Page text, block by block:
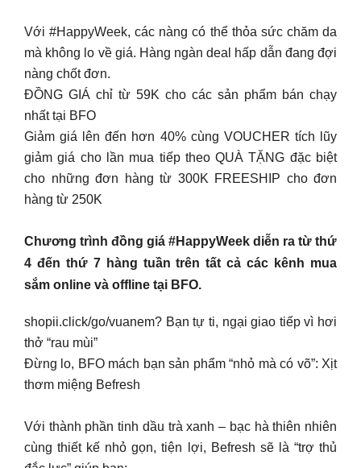
Với #HappyWeek, các nàng có thể thỏa sức chăm da
mà không lo về giá. Hàng ngàn deal hấp dẫn đang đợi
nàng chốt đơn.
ĐỒNG GIÁ chỉ từ 59K cho các sản phẩm bán chạy
nhất tại BFO
Giảm giá lên đến hơn 40% cùng VOUCHER tích lũy
giảm giá cho lần mua tiếp theo QUÀ TẶNG đặc biệt
cho những đơn hàng từ 300K FREESHIP cho đơn
hàng từ 250K
Chương trình đồng giá #HappyWeek diễn ra từ thứ
4 đến thứ 7 hàng tuần trên tất cả các kênh mua
sắm online và offline tại BFO.
shopii.click/go/vuanem? Bạn tự ti, ngại giao tiếp vì hơi
thở “rau mùi”
Đừng lo, BFO mách bạn sản phẩm “nhỏ mà có võ”: Xịt
thơm miệng Befresh
Với thành phần tinh dầu trà xanh – bạc hà thiên nhiên
cùng thiết kế nhỏ gọn, tiện lợi, Befresh sẽ là “trợ thủ